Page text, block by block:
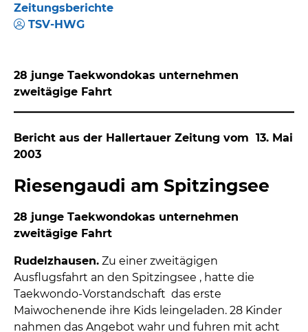
Zeitungsberichte
TSV-HWG
28 junge Taekwondokas unternehmen
zweitägige Fahrt
Bericht aus der Hallertauer Zeitung vom 13. Mai
2003
Riesengaudi am Spitzingsee
28 junge Taekwondokas unternehmen
zweitägige Fahrt
Rudelzhausen. Zu einer zweitägigen
Ausflugsfahrt an den Spitzingsee , hatte die
Taekwondo-Vorstandschaft das erste
Maiwochenende ihre Kids leingeladen. 28 Kinder
nahmen das Angebot wahr und fuhren mit acht